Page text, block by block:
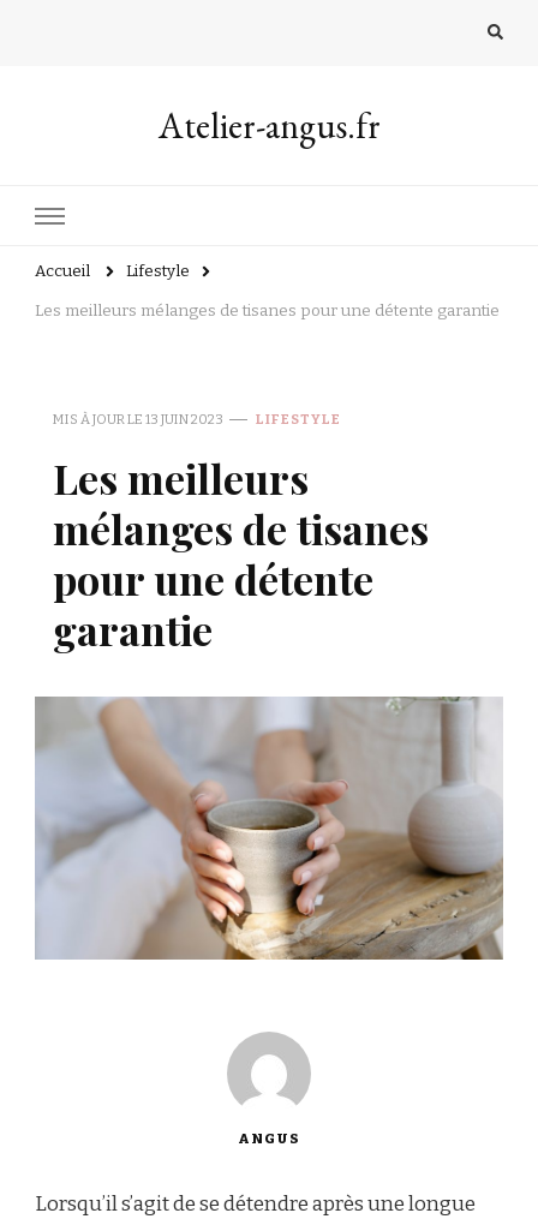
Atelier-angus.fr
Accueil Lifestyle
Les meilleurs mélanges de tisanes pour une détente garantie
MIS À JOUR LE 13 JUIN 2023 LIFESTYLE
Les meilleurs
mélanges de tisanes
pour une détente
garantie
ANGUS
Lorsqu’il s’agit de se détendre après une longue